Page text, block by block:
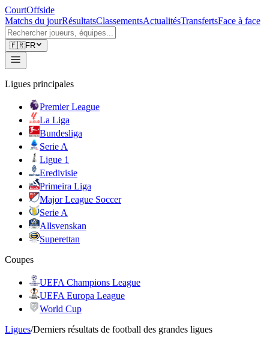
CourtOffside
Matchs du jourRésultatsClassementsActualitésTransfertsFace à face
🇫🇷FR
Ligues principales
Premier League
La Liga
Bundesliga
Serie A
Ligue 1
Eredivisie
Primeira Liga
Major League Soccer
Serie A
Allsvenskan
Superettan
Coupes
UEFA Champions League
UEFA Europa League
World Cup
Ligues/Derniers résultats de football des grandes ligues